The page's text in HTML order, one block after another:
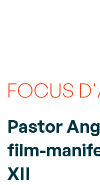
FOCUS
Pastor
film-
XII